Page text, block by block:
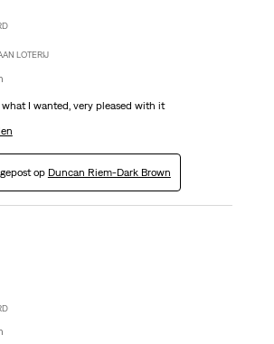
LOTERIJ
I wanted, very pleased with it
op Duncan Riem-Dark Brown